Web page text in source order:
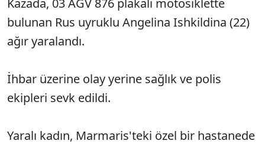
bulunan Rus uyruklu Angelina Ishkildina (22)
ağır yaralandı.
İhbar üzerine olay yerine sağlık ve polis
ekipleri sevk edildi.
Yaralı kadın, Marmaris'teki özel bir hastanede